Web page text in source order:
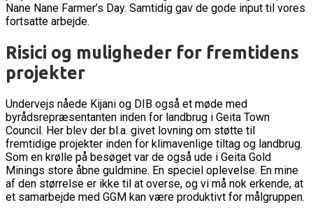
Nane Nane Farmer’s Day. Samtidig gav de gode input til vores
fortsatte arbejde.
Risici og muligheder for fremtidens
projekter
Undervejs nåede Kijani og DIB også et møde med
byrådsrepræsentanten inden for landbrug i Geita Town
Council. Her blev der bl.a. givet lovning om støtte til
fremtidige projekter inden for klimavenlige tiltag og landbrug.
Som en krølle på besøget var de også ude i Geita Gold
Minings store åbne guldmine. En speciel oplevelse. En mine
af den størrelse er ikke til at overse, og vi må nok erkende, at
et samarbejde med GGM kan være produktivt for målgruppen.